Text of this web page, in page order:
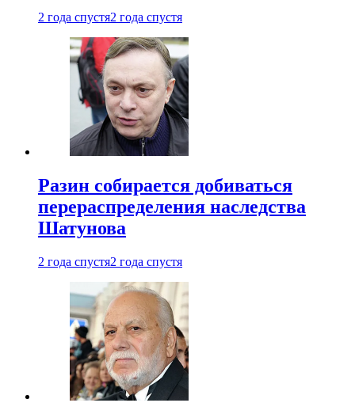
2 года спустя2 года спустя
Разин собирается добиваться
перераспределения наследства
Шатунова
2 года спустя2 года спустя